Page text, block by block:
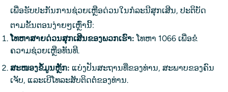
ເພື່ອຮັບປະກັນການຊ່ວຍເຫຼືອດ່ວນໃນກໍລະນີສຸກເສີນ, ປະຕິບັດ
ຕາມຂັ້ນຕອນງ່າຍໆເຫຼົ່ານີ້:
ໂທຫາສາຍດ່ວນສຸກເສີນຂອງພວກເຮົາ: ໂທຫາ 1066 ເພື່ອຂໍ
ຄວາມຊ່ວຍເຫຼືອທັນທີ.
ສະໜອງຂໍ້ມູນຫຼັກ: ແບ່ງປັນສະຖານທີ່ຂອງທ່ານ, ສະພາບຂອງຄົນ
ເຈັບ, ແລະເບີໂທລະສັບຕິດຕໍ່ຂອງທ່ານ.